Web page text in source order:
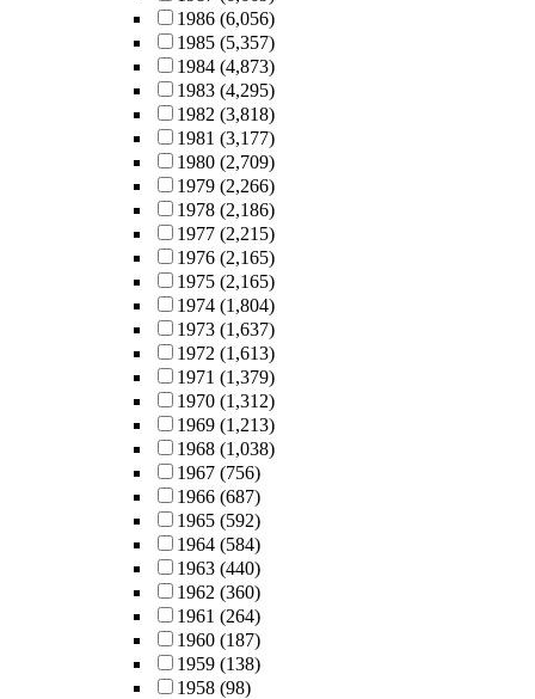
1986 (6,056)
1985 (5,357)
1984 (4,873)
1983 (4,295)
1982 (3,818)
1981 (3,177)
1980 (2,709)
1979 (2,266)
1978 (2,186)
1977 (2,215)
1976 (2,165)
1975 (2,165)
1974 (1,804)
1973 (1,637)
1972 (1,613)
1971 (1,379)
1970 (1,312)
1969 (1,213)
1968 (1,038)
1967 (756)
1966 (687)
1965 (592)
1964 (584)
1963 (440)
1962 (360)
1961 (264)
1960 (187)
1959 (138)
1958 (98)